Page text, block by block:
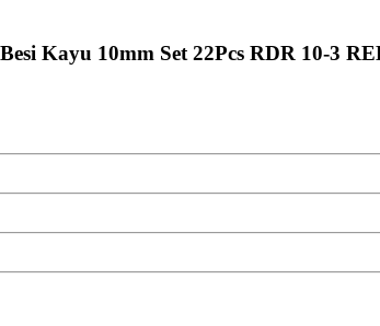
Kayu 10mm Set 22Pcs RDR 10-3